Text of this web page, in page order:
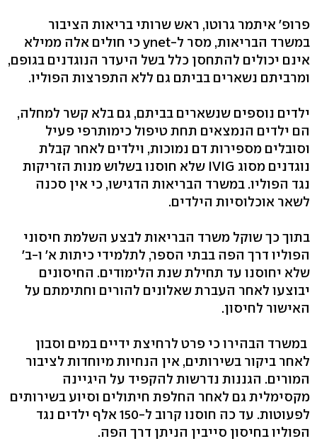
פרופ' איתמר גרוטו, ראש שרותי בריאות הציבור
במשרד הבריאות, מסר ל-ynet כי חולים אלה ממילא
אינם יכולים להתחסן כלל בשל היעדר הנוגדנים בגופם,
ומרביתם נשארים בביתם גם ללא התפרצות הפוליו.
ילדים נוספים שנשארים בביתם, גם בלא קשר למחלה,
הם ילדים הנמצאים תחת טיפול כימותרפי פעיל
וסובלים מספירות דם נמוכות, וילדים לאחר קבלת
נוגדנים מסוג IVIG שלא חוסנו בשלוש מנות הזריקות
נגד הפוליו. במשרד הבריאות הדגישו, כי אין סכנה
לשאר אוכלוסיות הילדים.
בתוך כך שוקל משרד הבריאות לבצע השלמת חיסוני
הפוליו דרך הפה בבתי הספר, לתלמידי כיתות א' ו-ב'
שלא יחוסנו עד תחילת שנת הלימודים. החיסונים
יבוצעו לאחר העברת שאלונים להורים וחתימתם על
האישור לחיסון.
במשרד הבהירו כי פרט לרחיצת ידיים במים וסבון
לאחר ביקור בשירותים, אין הנחיות מיוחדות לציבור
המורים. הגננות נדרשות להקפיד על היגיינה
מקסימלית גם לאחר החלפת חיתולים וסיוע בשירותים
לפעוטות. עד כה חוסנו קרוב ל-150 אלף ילדים נגד
הפוליו בחיסון סייבין הניתן דרך הפה.